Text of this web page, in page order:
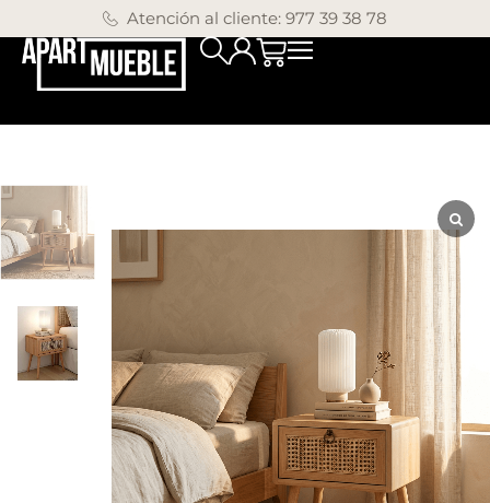
Atención al cliente: 977 39 38 78